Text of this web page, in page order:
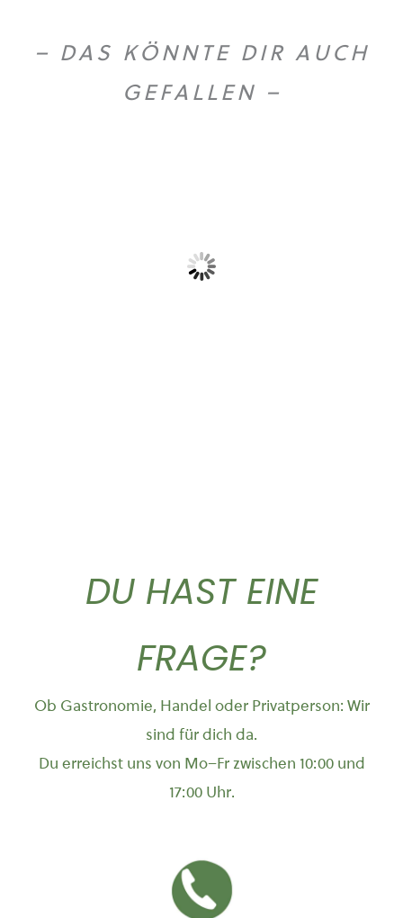
– DAS KÖNNTE DIR AUCH
GEFALLEN –
DU HAST EINE
FRAGE?
Ob Gastronomie, Handel oder Privatperson: Wir
sind für dich da.
Du erreichst uns von Mo–Fr zwischen 10:00 und
17:00 Uhr.